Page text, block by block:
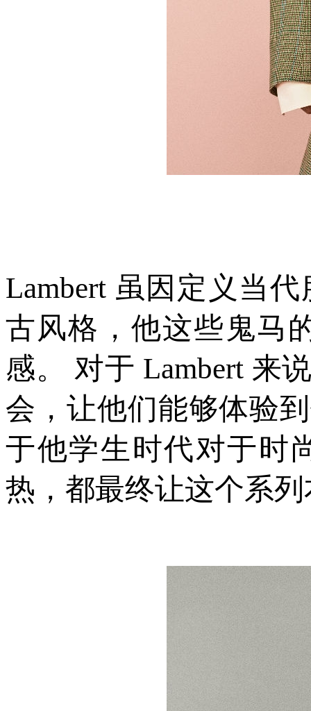
Lambert 虽因定义当
古风格，他这些鬼马
感。 对于 Lambert 来
会，让他们能够体验
于他学生时代对于时
热，都最终让这个系